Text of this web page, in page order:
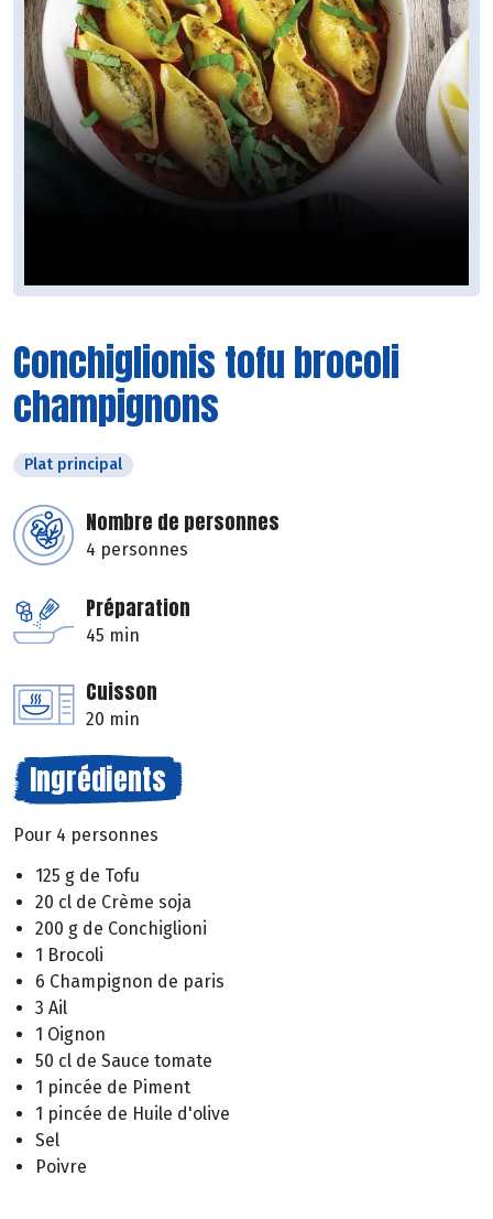
Conchiglionis tofu brocoli
champignons
Plat principal
Nombre de personnes
4 personnes
Préparation
45 min
Cuisson
20 min
Ingrédients
Pour 4 personnes
125 g de Tofu
20 cl de Crème soja
200 g de Conchiglioni
1 Brocoli
6 Champignon de paris
3 Ail
1 Oignon
50 cl de Sauce tomate
1 pincée de Piment
1 pincée de Huile d'olive
Sel
Poivre